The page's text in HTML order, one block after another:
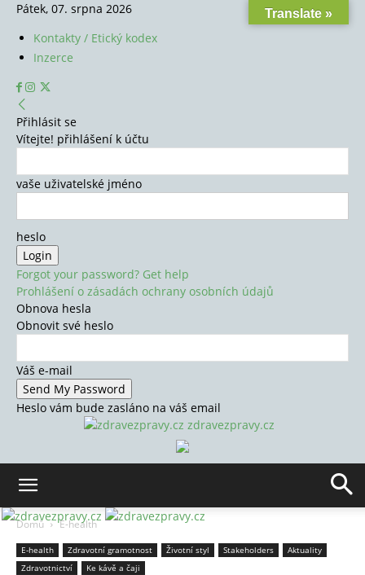
Pátek, 07. srpna 2026
Kontakty / Etický kodex
Inzerce
Přihlásit se
Vítejte! přihlášení k účtu
vaše uživatelské jméno
heslo
Forgot your password? Get help
Prohlášení o zásadách ochrany osobních údajů
Obnova hesla
Obnovit své heslo
Váš e-mail
Heslo vám bude zasláno na váš email
zdravezpravy.cz
Domů E-health
E-health Zdravotní gramotnost Životní styl Stakeholders
Aktuality
Zdravotnictví
Ke kávě a čaji
Translate »